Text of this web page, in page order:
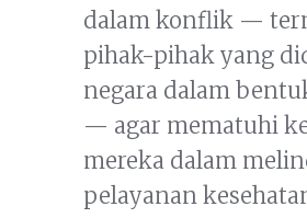
dalam konflik —
pihak-pihak yang
negara dalam
— agar mematuhi
mereka dalam
pelayanan